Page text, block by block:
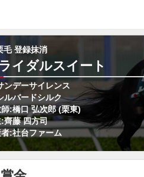
毛 登録抹消
イダルスイート
ンデーサイレンス
ルバードシルク
:橋口 弘次郎 (栗東)
齊藤 四方司
:社台ファーム